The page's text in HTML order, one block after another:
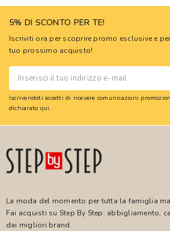
5% DI SCONTO PER TE!
Iscriviti ora per scoprire promo esclusive e
tuo prossimo acquisto!
Iscrivendoti accetti di ricevere comunicazioni
dichiarato qui.
La moda del momento per tutta la famiglia
Fai acquisti su Step By Step: abbigliamento,
dai migliori brand.